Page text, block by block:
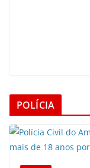
POLÍCIA